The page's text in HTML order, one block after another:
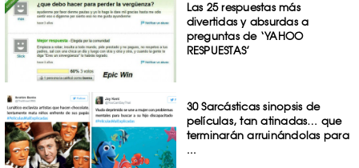
Las 25 respuestas más
divertidas y absurdas a
preguntas de ‘YAHOO
RESPUESTAS’
30 Sarcásticas sinopsis de
películas, tan atinadas… que
terminarán arruinándolas para
...